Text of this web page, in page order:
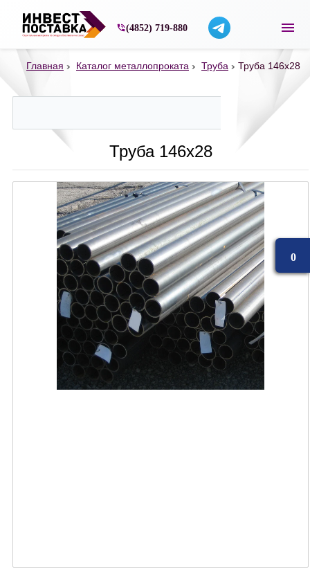
Строительные материалы со склада в
(4852) 719-880
Главная Каталог металлопроката Труба Труба 146х28
Труба 146х28
0